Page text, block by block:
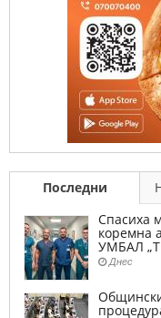
Последни
Спасиха
коремна
УМБАЛ
Днес